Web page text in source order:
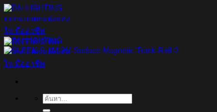
ข้าม
ไป
ยัง
เนื้อหา
ค้นหา: